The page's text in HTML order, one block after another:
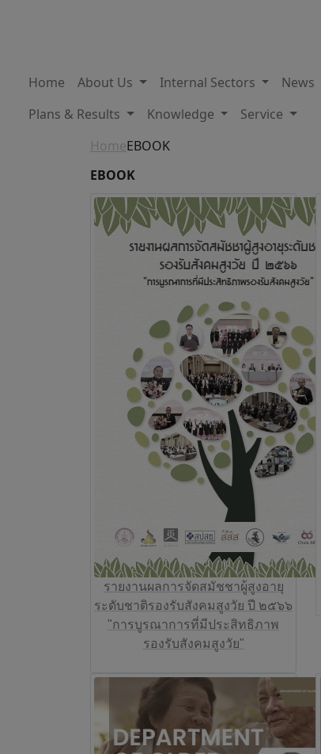
Home About Us Internal Sectors News
Plans & Results
Knowledge
Service
HomeEBOOK
EBOOK
รายงานผลการจัดสมัชชาผู้สูงอายุ
ระดับชาติรองรับสังคมสูงวัย ปี ๒๕๖๖
"การบูรณาการที่มีประสิทธิภาพ
รองรับสังคมสูงวัย"